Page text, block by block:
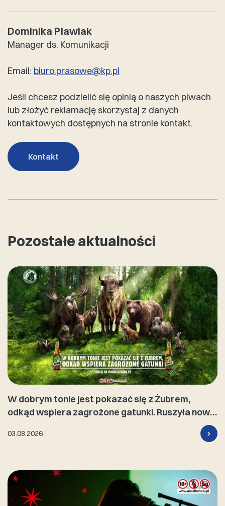
Dominika Pławiak
Manager ds. Komunikacji
Email: biuro.prasowe@kp.pl
Jeśli chcesz podzielić się opinią o naszych piwach
lub złożyć reklamację skorzystaj z danych
kontaktowych dostępnych na stronie kontakt.
Kontakt
Pozostałe aktualności
W dobrym tonie jest pokazać się z Żubrem,
odkąd wspiera zagrożone gatunki. Ruszyła nowa
03.08.2026